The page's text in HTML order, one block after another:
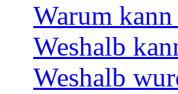
Warum
Weshalb
Weshalb